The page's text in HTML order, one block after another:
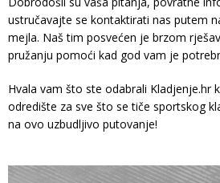
ustručavajte se kontaktirati nas putem
mejla. Naš tim posvećen je brzom
pružanju pomoći kad god vam je
Hvala vam što ste odabrali Kladjenje.hr
odredište za sve što se tiče sportskog
na ovo uzbudljivo putovanje!